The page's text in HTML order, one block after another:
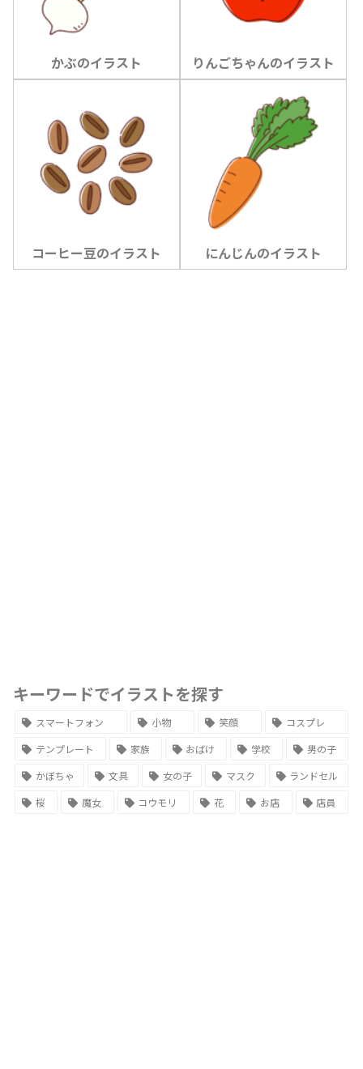
かぶのイラスト りんごちゃんのイラスト
コーヒー豆のイラスト にんじんのイラスト
キーワードでイラストを探す
スマートフォン 小物 笑顔
コスプレ
テンプレート
家族 おばけ 学校
男の子
かぼちゃ
文具 女の子 マスク
ランドセル
桜
魔女 コウモリ 花 お店 店員